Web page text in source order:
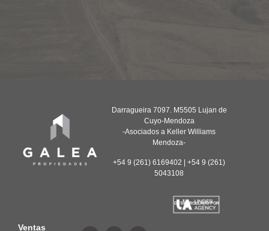
Darragueira 7097. M5505 Lujan de
Cuyo-Mendoza
-Asociados a Keller Williams
Mendoza-
+54 9 (261) 6169402 | +54 9 (261)
5043108
Ventas
DESARROLLADO POR